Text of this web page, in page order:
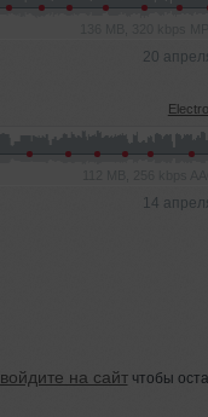
20
14
войдите на сайтчтобы